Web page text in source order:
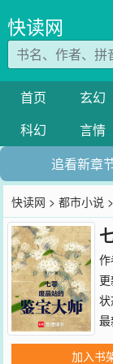
快读网
首页 玄幻
科幻
言情
追看新章
快读网 >都市小说
作
最
加入书